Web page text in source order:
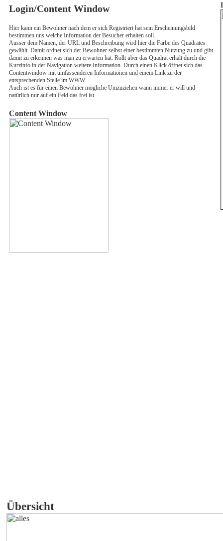
Login/Content Window
Hier kann ein Bewohner nach dem er sich Registriert hat sein Erscheinungsbild
bestimmen uns welche Information der Besucher erhalten soll.
Ausser dem Namen, der URL und Beschreibung wird hier die Farbe des Quadrates
gewählt. Damit ordnet sich der Bewohner selbst einer bestimmten Nutzung zu und gibt
damit zu erkennen was man zu erwarten hat. Rollt über das Quadrat erhält durch die
Kurzinfo in der Navigation weitere Information. Durch einen Klick öffnet sich das
Contentwindow mit umfassenderen Informationen und einem Link zu der
entsprechenden Stelle im WWW.
Auch ist es für einen Bewohner mögliche Umzuziehen wann immer er will und
natürlich nur auf ein Feld das frei ist.
Content Window
Übersicht